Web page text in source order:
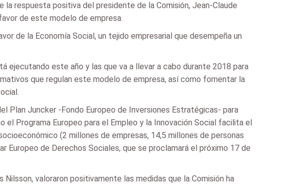
respuesta positiva del presidente de la Comisión, Jean-Claude
de este modelo de empresa.
de la Economía Social, un tejido empresarial que desempeña un
ejecutando este año y las que va a llevar a cabo durante 2018 para
que regulan este modelo de empresa, así como fomentar la
Plan Juncker -Fondo Europeo de Inversiones Estratégicas- para
Programa Europeo para el Empleo y la Innovación Social facilita el
(2 millones de empresas, 14,5 millones de personas
Europeo de Derechos Sociales, que se proclamará el próximo 17 de
valoraron positivamente las medidas que la Comisión ha